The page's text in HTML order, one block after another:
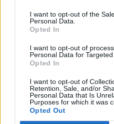
I want to opt-out of the
Personal Data.
Opted In
I want to opt-out of
Personal Data for Targeted
Opted In
I want to opt-out of
Retention, Sale, and/or
Personal Data that Is
Purposes for which it was
Opted Out
Katram veltnītim ar